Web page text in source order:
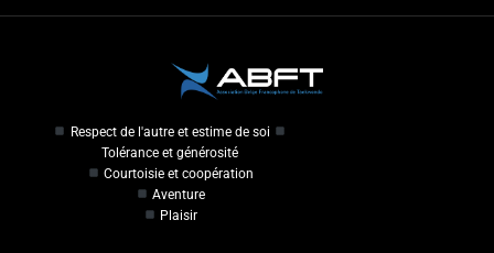
Respect de l'autre et estime de soi
Tolérance et générosité
Courtoisie et coopération
Aventure
Plaisir